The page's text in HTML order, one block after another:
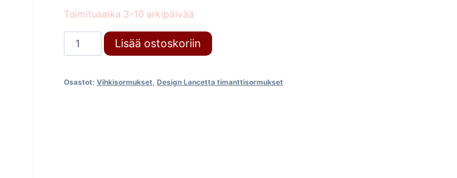
Toimitusaika 3-10 arkipäivää
Timanttisormus
1850
Lancetta
Lisää ostoskoriin
Osastot: Vihkisormukset Design Lancetta timanttisormukset